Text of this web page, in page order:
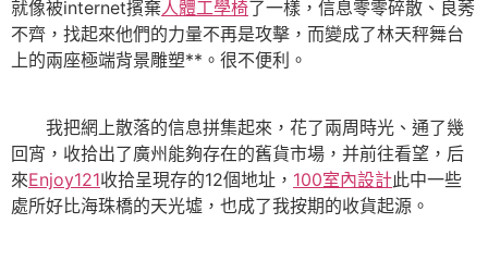
就像被internet擯棄人體工學椅了一樣，信息零零碎散、良莠
不齊，找起來他們的力量不再是攻擊，而變成了林天秤舞台
上的兩座極端背景雕塑**。很不便利。
我把網上散落的信息拼集起來，花了兩周時光、通了幾
回宵，收拾出了廣州能夠存在的舊貨市場，并前往看望，后
來Enjoy121收拾呈現存的12個地址， 100室內設計此中一些
處所好比海珠橋的天光墟，也成了我按期的收貨起源。